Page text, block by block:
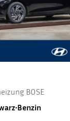
BOSE
•Benzin